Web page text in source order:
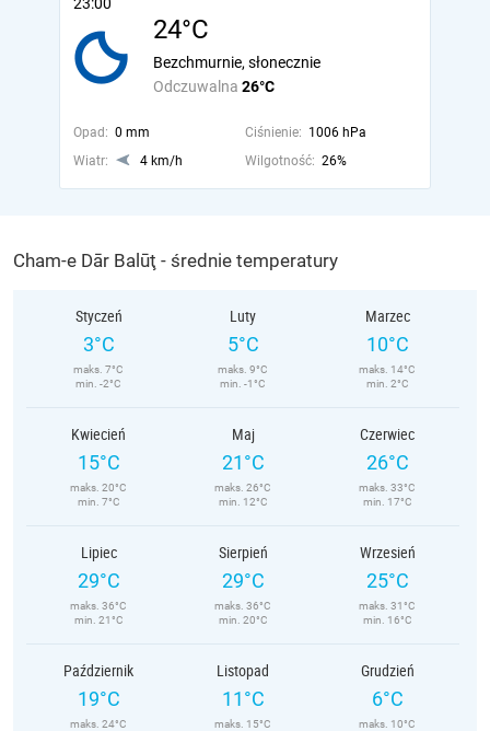
24°C
Odczuwalna 26°C
Bezchmurnie, słonecznie
Opad: 0 mm Ciśnienie: 1006 hPa
Wiatr:
4 km/h Wilgotność: 26%
Cham-e Dār Balūţ - średnie temperatury
Styczeń
3°C
maks. 7°C
min. -2°C
Luty
5°C
maks. 9°C
min. -1°C
Marzec
10°C
maks. 14°C
min. 2°C
Kwiecień
15°C
maks. 20°C
min. 7°C
Maj
21°C
maks. 26°C
min. 12°C
Czerwiec
26°C
maks. 33°C
min. 17°C
Lipiec
29°C
maks. 36°C
min. 21°C
Sierpień
29°C
maks. 36°C
min. 20°C
Wrzesień
25°C
maks. 31°C
min. 16°C
Październik
19°C
maks. 24°C
Listopad
11°C
maks. 15°C
Grudzień
6°C
maks. 10°C